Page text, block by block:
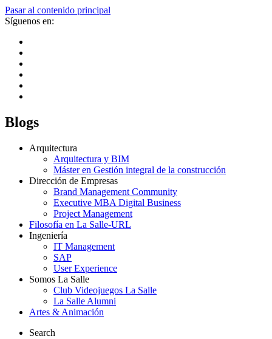
Pasar al contenido principal
Síguenos en:
Blogs
Arquitectura
Arquitectura y BIM
Máster en Gestión integral de la construcción
Dirección de Empresas
Brand Management Community
Executive MBA Digital Business
Project Management
Filosofía en La Salle-URL
Ingeniería
IT Management
SAP
User Experience
Somos La Salle
Club Videojuegos La Salle
La Salle Alumni
Artes & Animación
Search